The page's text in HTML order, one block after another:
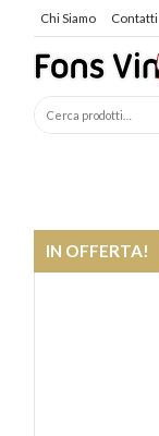
Chi Siamo Contatti
IN OFFERTA!